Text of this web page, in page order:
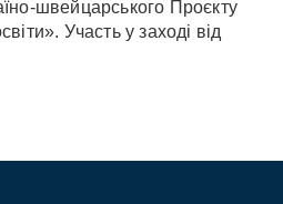
швейцарського Проєкту
Участь у заході від